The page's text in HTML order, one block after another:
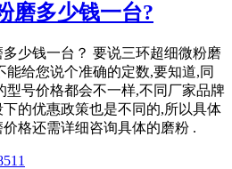
磨多少钱一台?
少钱一台？ 要说三环超细微粉磨
能给您说个准确的定数,要知道,同
型号价格都会不一样,不同厂家品牌
的优惠政策也是不同的,所以具体
格还需详细咨询具体的磨粉 .